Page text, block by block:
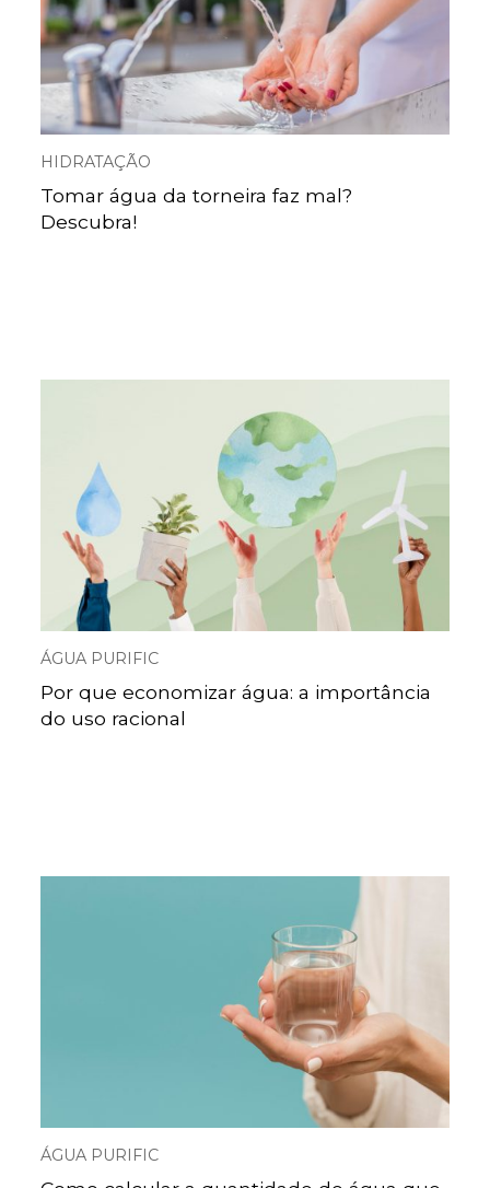
HIDRATAÇÃO
Tomar água da torneira faz mal?
Descubra!
ÁGUA PURIFIC
Por que economizar água: a importância
do uso racional
ÁGUA PURIFIC